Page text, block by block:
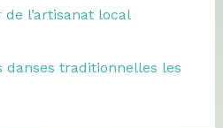
l’artisanat local
traditionnelles les